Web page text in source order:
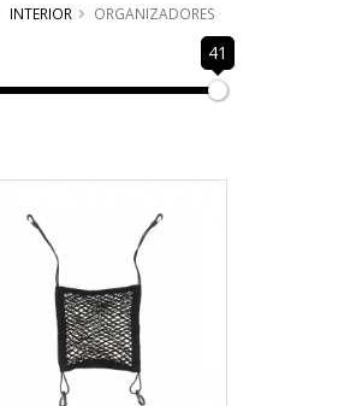
INTERIOR ORGANIZADORES
41